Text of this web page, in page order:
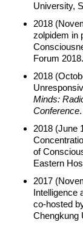
University,
2018
zolpidem in
Forum
2018
Minds:
Conference
2018 (June
of
Eastern
2017
Intelligence
co-hosted
Chengkung